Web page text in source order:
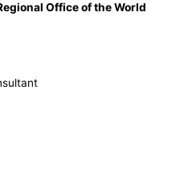
Office of the World